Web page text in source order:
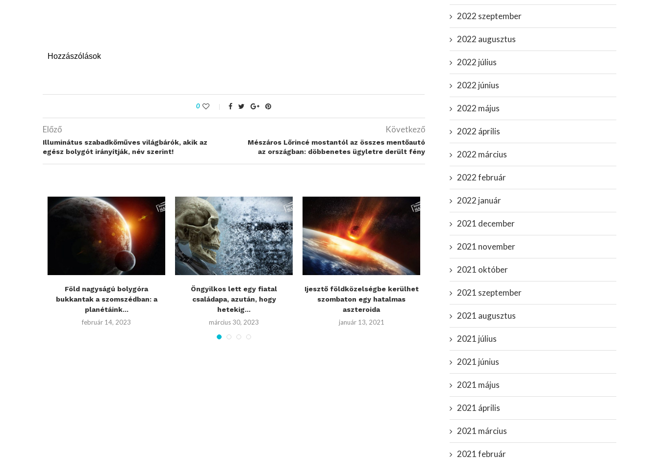
Hozzászólások
0
Előző
​Illuminátus szabadkőműves világbárók, akik az
egész bolygót irányítják, név szerint!
Következő
Mészáros Lőrincé mostantól az összes mentőautó
az országban: döbbenetes ügyletre derült fény
Föld nagyságú bolygóra
bukkantak a szomszédban: a
planétáink...
február 14, 2023
Öngyilkos lett egy fiatal
családapa, azután, hogy
hetekig...
március 30, 2023
Ijesztő földközelségbe kerülhet
szombaton egy hatalmas
aszteroida
január 13, 2021
Bill Gates új világjárványokra
figyelmeztet: a fejünk felett...
február 15, 2021
2022 szeptember
2022 augusztus
2022 július
2022 június
2022 május
2022 április
2022 március
2022 február
2022 január
2021 december
2021 november
2021 október
2021 szeptember
2021 augusztus
2021 július
2021 június
2021 május
2021 április
2021 március
2021 február